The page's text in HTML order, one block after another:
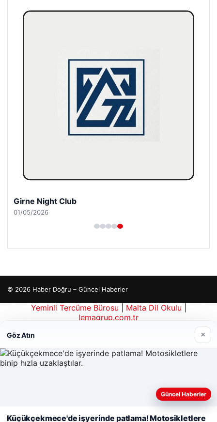
Girne Night Club
01/05/2026
© 2026 Haber Doğru – Güncel Haberler
Web sitemizi nasıl kullandığınızı daha iyi anlayabilmek,
Göz Atın ×
Güncel Haberler
Küçükçekmece'de işyerinde patlama! Motosikletlere
Yeminli Tercüme Bürosu Malta Dil Okulu
lemagrup.com.tr